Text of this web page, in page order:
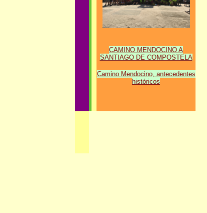
CAMINO MENDOCINO A
SANTIAGO DE COMPOSTELA
Camino Mendocino, antecedentes
históricos